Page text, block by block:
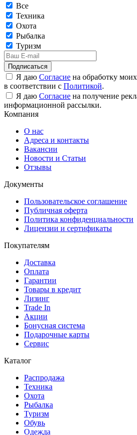
Все
Техника
Охота
Рыбалка
Туризм
Подписаться
Я даю Согласие на обработку
в соответствии с Политикой.
Я даю Согласие на получение
информационной рассылки.
Компания
О нас
Адреса и контакты
Вакансии
Новости и Статьи
Отзывы
Документы
Пользовательское соглашение
Публичная оферта
Политика конфиденциальности
Лицензии и сертификаты
Покупателям
Доставка
Оплата
Гарантии
Товары в кредит
Лизинг
Trade In
Акции
Бонусная система
Подарочные карты
Сервис
Каталог
Распродажа
Техника
Охота
Рыбалка
Туризм
Обувь
Одежда